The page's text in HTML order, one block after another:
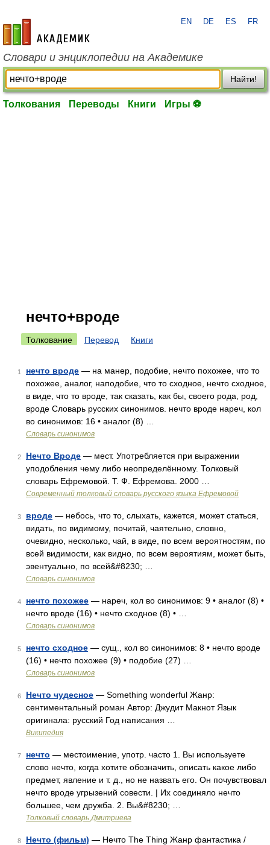
academic.ru
EN DE ES FR
Словари и энциклопедии на Академике
Найти!
Толкования Переводы Книги Игры ⚽
нечто+вроде
Толкование Перевод Книги
1 нечто вроде — на манер, подобие, нечто похожее, что то
похожее, аналог, наподобие, что то сходное, нечто сходное,
в виде, что то вроде, так сказать, как бы, своего рода, род,
вроде Словарь русских синонимов. нечто вроде нареч, кол
во синонимов: 16 • аналог (8) …
Словарь синонимов
2 Нечто Вроде — мест. Употребляется при выражении
уподобления чему либо неопределённому. Толковый
словарь Ефремовой. Т. Ф. Ефремова. 2000 …
Современный толковый словарь русского языка Ефремовой
3 вроде — небось, что то, слыхать, кажется, может статься,
видать, по видимому, почитай, чаятельно, словно,
очевидно, несколько, чай, в виде, по всем вероятностям, по
всей видимости, как видно, по всем вероятиям, может быть,
эвентуально, по всей&#8230; …
Словарь синонимов
4 нечто похожее — нареч, кол во синонимов: 9 • аналог (8) •
нечто вроде (16) • нечто сходное (8) • …
Словарь синонимов
5 нечто сходное — сущ., кол во синонимов: 8 • нечто вроде
(16) • нечто похожее (9) • подобие (27) …
Словарь синонимов
6 Нечто чудесное — Something wonderful Жанр:
сентиментальный роман Автор: Джудит Макнот Язык
оригинала: русский Год написания …
Википедия
7 нечто — местоимение, употр. часто 1. Вы используете
слово нечто, когда хотите обозначить, описать какое либо
предмет, явление и т. д., но не назвать его. Он почувствовал
нечто вроде угрызений совести. | Их соединяло нечто
большее, чем дружба. 2. Вы&#8230; …
Толковый словарь Дмитриева
8 Нечто (фильм) — Нечто The Thing Жанр фантастика /